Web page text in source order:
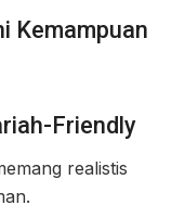
Kemampuan
Friendly
realistis